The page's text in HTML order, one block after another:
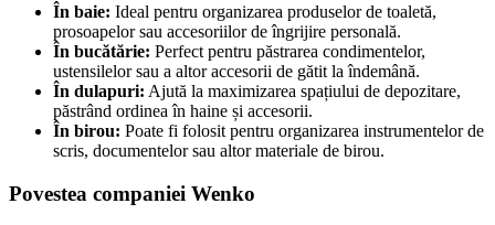
În baie: Ideal pentru organizarea produselor de toaletă,
prosoapelor sau accesoriilor de îngrijire personală.
În bucătărie: Perfect pentru păstrarea condimentelor,
ustensilelor sau a altor accesorii de gătit la îndemână.
În dulapuri: Ajută la maximizarea spațiului de depozitare,
păstrând ordinea în haine și accesorii.
În birou: Poate fi folosit pentru organizarea instrumentelor de
scris, documentelor sau altor materiale de birou.
Povestea companiei Wenko